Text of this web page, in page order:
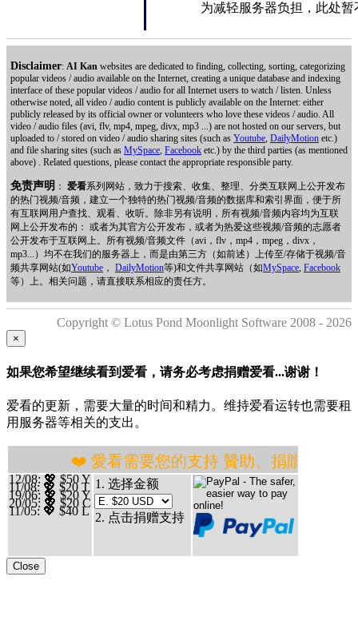
为减轻服务器负担，此处
Disclaimer: AI Kan websites are dedicated to finding, collecting, sorting, categorizing
popular videos / audio available on the Internet, creating a unique database and indexing
interface of these popular videos / audio for all Internet users to watch / listen. Unless
otherwise noted, all video / audio content is publicly available on the Internet: either
publicly released by its official owner or volunteers who love these videos / audio. All
video / audio files (avi, flv, mp4, mpeg, divx, mp3 ...) are not hosted on our servers, but
uploaded to / stored on video / audio sharing sites (such as Youtube, DailyMotion etc.)
and file sharing sites (such as MySpace, Facebook etc.) by the third parties (as mentioned
above) . Related questions, please contact the appropriate responsible party.
免责声明 ： 爱看系列网站，致力于搜索、收集、整理、分类互联网上公开发布
的热门视频/音频，建立一个独特的热门视频/音频的数据库和索引界面，便于所
有互联网用户查找、观看、收听。除非另有说明，所有视频/音频内容均为互联
网上公开发布的： 或者为其官方公开发布，或者为热爱这些视频/音频的志愿者
公开发布于互联网上。所有视频/音频文件（avi，flv，mp4，mpeg，divx，
mp3...）均不在我们的服务器上，而是由第三方（如前述）上传至/存储于视频/音
频共享网站(如Youtube ， DailyMotion等)和文件共享网站（如MySpace, Facebook
等）上。相关问题，请直接联系相应的责任方。
Copyright © Lotus Pond Moonlight Software 2008 - 2026
×
如果您希望继续看到爱看，请务必考虑捐赠爱看...谢谢！
爱看的更新，需要大量的时间和精力。维持爱看运转也需要租
用服务器等相关的支出。
❤️ 愛看需要您的支持 贊助、捐贈愛看 分享、傳
12/08: 💖 $50 Y
11/08: 💖 $20 T
19/06: 💖 $20 Y
20/05: 💖 $20 C
11/05: 💖 $40 L
1. 选择金额
2. 点击捐赠支持
Close